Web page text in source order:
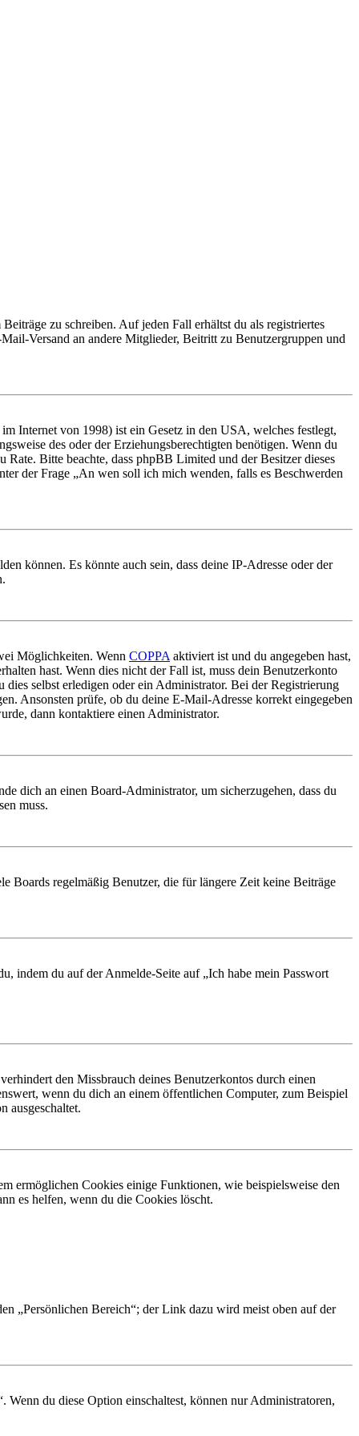
zu schreiben. Auf jeden Fall erhältst du als registriertes
Versand an andere Mitglieder, Beitritt zu Benutzergruppen und
Internet von 1998) ist ein Gesetz in den USA, welches festlegt,
des oder der Erziehungsberechtigten benötigen. Wenn du
Bitte beachte, dass phpBB Limited und der Besitzer dieses
der Frage „An wen soll ich mich wenden, falls es Beschwerden
können. Es könnte auch sein, dass deine IP-Adresse oder der
Möglichkeiten. Wenn COPPA aktiviert ist und du angegeben hast,
hast. Wenn dies nicht der Fall ist, muss dein Benutzerkonto
selbst erledigen oder ein Administrator. Bei der Registrierung
Ansonsten prüfe, ob du deine E-Mail-Adresse korrekt eingegeben
dann kontaktiere einen Administrator.
dich an einen Board-Administrator, um sicherzugehen, dass du
muss.
Boards regelmäßig Benutzer, die für längere Zeit keine Beiträge
indem du auf der Anmelde-Seite auf „Ich habe mein Passwort
den Missbrauch deines Benutzerkontos durch einen
wenn du dich an einem öffentlichen Computer, zum Beispiel
ausgeschaltet.
ermöglichen Cookies einige Funktionen, wie beispielsweise den
es helfen, wenn du die Cookies löscht.
„Persönlichen Bereich“; der Link dazu wird meist oben auf der
du diese Option einschaltest, können nur Administratoren,